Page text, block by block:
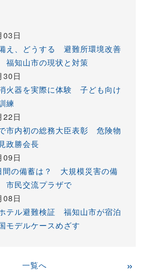
03日
え、どうする 避難所環境改善
知山市の現状と対策
30日
火器を実際に体験 子ども向け
練
22日
市内初の総務大臣表彰 危険物
政勝会長
09日
間の備蓄は？ 大規模災害の備
市民交流プラザで
08日
テル避難検証 福知山市が宿泊
デルケースめざす
一覧へ